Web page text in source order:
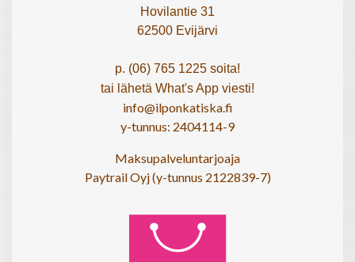
Hovilantie 31
62500 Evijärvi
p. (06) 765 1225 soita!
tai lähetä What's App viesti!
info@ilponkatiska.fi
y-tunnus: 2404114-9
Maksupalveluntarjoaja
Paytrail Oyj (y-tunnus 2122839-7)